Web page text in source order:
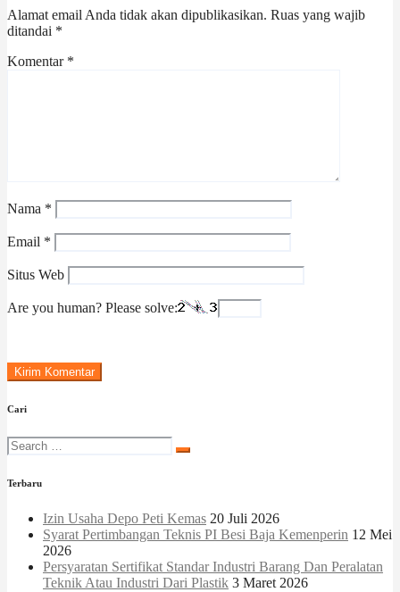
Alamat email Anda tidak akan dipublikasikan. Ruas yang wajib
ditandai *
Komentar *
Nama *
Email *
Situs Web
Are you human? Please solve:
Cari
Terbaru
Izin Usaha Depo Peti Kemas 20 Juli 2026
Syarat Pertimbangan Teknis PI Besi Baja Kemenperin 12 Mei
2026
Persyaratan Sertifikat Standar Industri Barang Dan Peralatan
Teknik Atau Industri Dari Plastik 3 Maret 2026